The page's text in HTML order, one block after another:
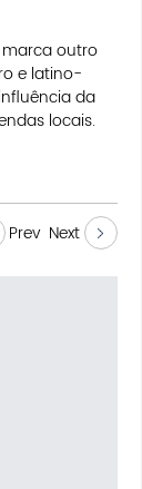
marca outro
e latino-
da
locais.
Prev Next